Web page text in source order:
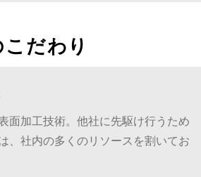
だわり
面加工技術。他社に先駆け行うため
、社内の多くのリソースを割いてお